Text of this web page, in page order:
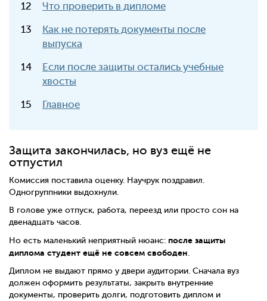
Что проверить в дипломе
Как не потерять документы после
выпуска
Если после защиты остались учебные
хвосты
Главное
Защита закончилась, но вуз ещё не
отпустил
Комиссия поставила оценку. Научрук поздравил.
Одногруппники выдохнули.
В голове уже отпуск, работа, переезд или просто сон на
двенадцать часов.
Но есть маленький неприятный нюанс: после защиты
диплома студент ещё не совсем свободен
Диплом не выдают прямо у двери аудитории. Сначала вуз
должен оформить результаты, закрыть внутренние
документы, проверить долги, подготовить диплом и